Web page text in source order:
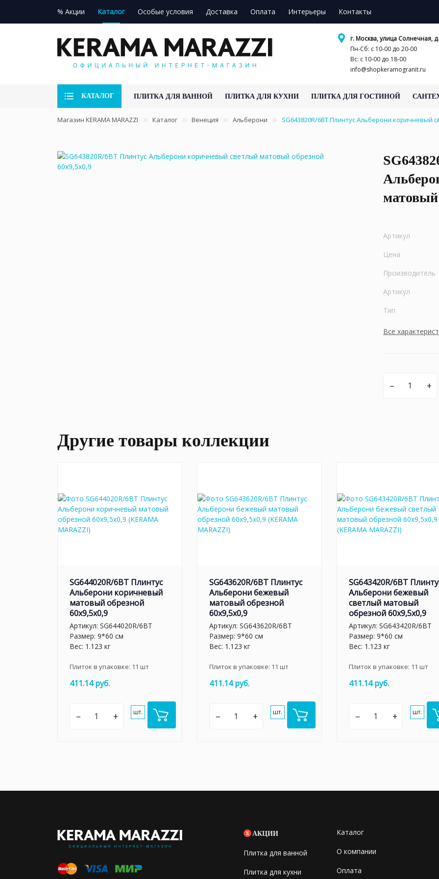
% Акции Каталог Особые условия Доставка Оплата Интерьеры Контакты
г. Москва, улица Солнечная,
Пн-Сб: с 10-00 до 20-00
Вс: с 10-00 до 18-00
info@shopkeramogranit.ru
КАТАЛОГ ПЛИТКА ДЛЯ ВАННОЙ ПЛИТКА ДЛЯ КУХНИ ПЛИТКА ДЛЯ ГОСТИНОЙ
Магазин KERAMA MARAZZI Каталог Венеция Альберони SG643820R/6BT Плинтус Альберони коричневый
матовый
Артикул
Цена
Производитель
Артикул
Тип
Все
– +
Другие товары коллекции
SG644020R/6BT Плинтус
Альберони коричневый
матовый обрезной
60x9,5x0,9
Артикул: SG644020R/6BT
Размер: 9*60 см
Вес: 1.123 кг
Плиток в упаковке: 11 шт
411.14 руб.
– + шт.
SG643620R/6BT Плинтус
Альберони бежевый
матовый обрезной
60x9,5x0,9
Артикул: SG643620R/6BT
Размер: 9*60 см
Вес: 1.123 кг
Плиток в упаковке: 11 шт
411.14 руб.
– + шт.
SG643420R/6BT
Альберони бежевый
светлый матовый
обрезной 60x9,5x0,9
Артикул: SG643420R/6BT
Размер: 9*60 см
Вес: 1.123 кг
Плиток в упаковке: 11 шт
411.14 руб.
– + шт.
АКЦИИ
Плитка для ванной
Плитка для кухни
Каталог
О компании
Оплата